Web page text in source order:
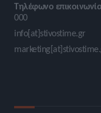
Τηλέφωνο
000
info[at]stivostime.gr